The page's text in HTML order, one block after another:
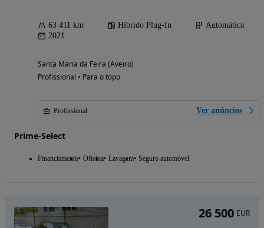
63 411 km Híbrido Plug-In
Automática
2021
Santa Maria da Feira (Aveiro)
Profissional • Para o topo
Profissional Ver anúncios
Prime-Select
Financiamento Oficina Lavagem Seguro automóvel
26 500 EUR